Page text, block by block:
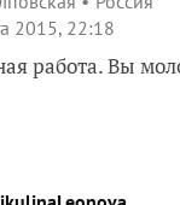
2015, 22:18
работа. Вы